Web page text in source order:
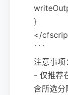
}
</
```
注意事项：
- 仅推荐
含所选分